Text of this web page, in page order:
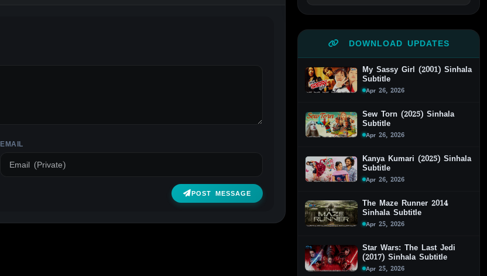
EMAIL
POST MESSAGE
DOWNLOAD UPDATES
My Sassy Girl (2001) Sinhala
Subtitle
Apr 26, 2026
Sew Torn (2025) Sinhala
Subtitle
Apr 26, 2026
Kanya Kumari (2025) Sinhala
Subtitle
Apr 26, 2026
The Maze Runner 2014
Sinhala Subtitle
Apr 25, 2026
Star Wars: The Last Jedi
(2017) Sinhala Subtitle
Apr 25, 2026